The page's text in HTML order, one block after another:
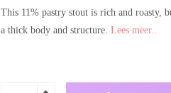
This 11% pastry stout is rich and roasty,
a thick body and structure. Lees meer..